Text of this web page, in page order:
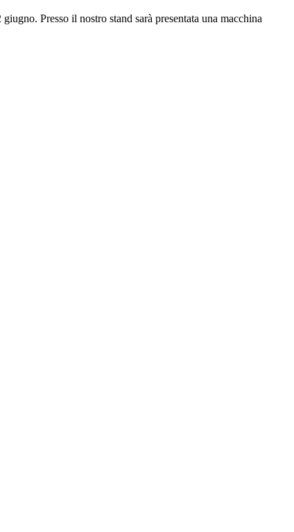
Presso il nostro stand sarà presentata una macchina